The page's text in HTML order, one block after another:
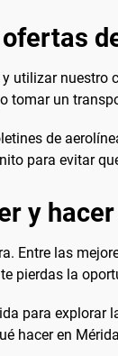
utilizar
tomar un
de
para evitar
y
Entre las
pierdas la
para
hacer en